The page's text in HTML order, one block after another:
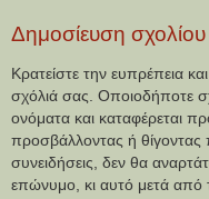
Δημοσίευση σχολίου
Κρατείστε την ευπρέπεια
σχόλιά σας. Οποιοδήποτε
ονόματα και καταφέρεται
προσβάλλοντας ή θίγοντας
συνειδήσεις, δεν θα
επώνυμο, κι αυτό μετά από